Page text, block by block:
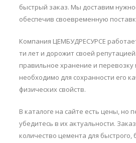
быстрый заказ. Мы доставим
обеспечив своевременную
Компания ЦЕМБУДРЕСУРСЕ
ти лет и дорожит своей
правильное хранение и перевозку
необходимо для сохранности его
физических свойств.
В каталоге на сайте есть цены, но
убедитесь в их актуальности.
количество цемента для быстрого,